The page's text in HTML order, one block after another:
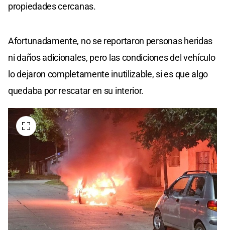
propiedades cercanas.
Afortunadamente, no se reportaron personas heridas
ni daños adicionales, pero las condiciones del vehículo
lo dejaron completamente inutilizable, si es que algo
quedaba por rescatar en su interior.